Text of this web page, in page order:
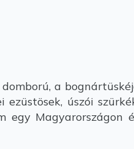
a
úszói
egy Magyarországon